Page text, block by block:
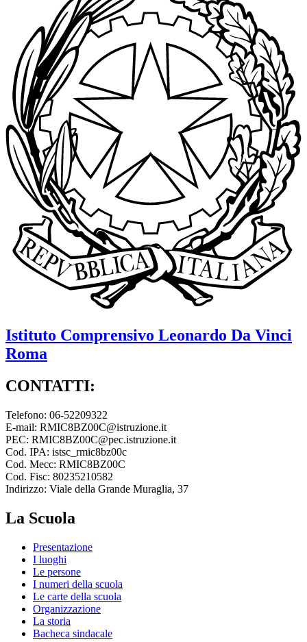
Istituto Comprensivo Leonardo Da Vinci
Roma
CONTATTI:
Telefono: 06-52209322
E-mail: RMIC8BZ00C@istruzione.it
PEC: RMIC8BZ00C@pec.istruzione.it
Cod. IPA: istsc_rmic8bz00c
Cod. Mecc: RMIC8BZ00C
Cod. Fisc: 80235210582
Indirizzo: Viale della Grande Muraglia, 37
La Scuola
Presentazione
I luoghi
Le persone
I numeri della scuola
Le carte della scuola
Organizzazione
La storia
Bacheca sindacale